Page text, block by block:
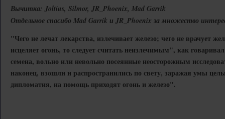
Вычитка: Joltius, Silmor, JR_Phoenix, Mad Garrik
Отдельное спасибо Mad Garrik и JR_Phoenix за множество
"Чего не лечат лекарства, излечивает железо; чего не врачует
исцеляет огонь, то следует считать неизлечимым", как
семена, вольно или невольно посеянные неосторожным
наконец, взошли и распространились по свету, заражая умы
дипломатия, на помощь приходят огонь и железо".